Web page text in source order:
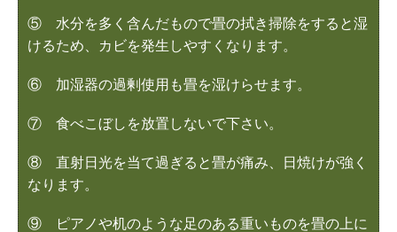
⑤ 水分を多く含んだもので畳の拭き掃除をすると湿
けるため、カビを発生しやすくなります。
⑥ 加湿器の過剰使用も畳を湿けらせます。
⑦ 食べこぼしを放置しないで下さい。
⑧ 直射日光を当て過ぎると畳が痛み、日焼けが強く
なります。
⑨ ピアノや机のような足のある重いものを畳の上に